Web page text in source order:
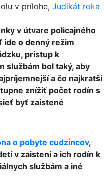
v prílohe, Judikát roka
v útvare policajného
ide o denný režim
prístup k
službám bol taký, aby
a čo najkratší
znížiť počet rodín s
byť zaistené
o pobyte cudzincov,
v zaistení a ich rodín k
službám a iné